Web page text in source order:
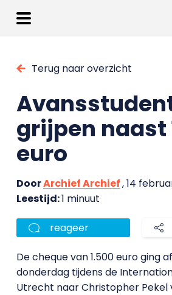
Terug naar overzicht
grijpen naast
euro
DoorArchief Archief, 14
Leestijd:1 minuut
reageer
De cheque van 1.500 euro ging
donderdag tijdens de
Utrecht naar Christopher Pekel